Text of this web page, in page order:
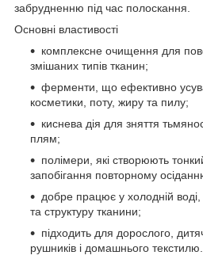
забрудненню під час полоскання.
Основні властивості
комплексне очищення для
змішаних типів тканин;
ферменти, що ефективно
косметики, поту, жиру та пилу;
киснева дія для зняття
плям;
полімери, які створюють
запобігання повторному
добре працює у холодній
та структуру тканини;
підходить для дорослого,
рушників і домашнього текстилю.